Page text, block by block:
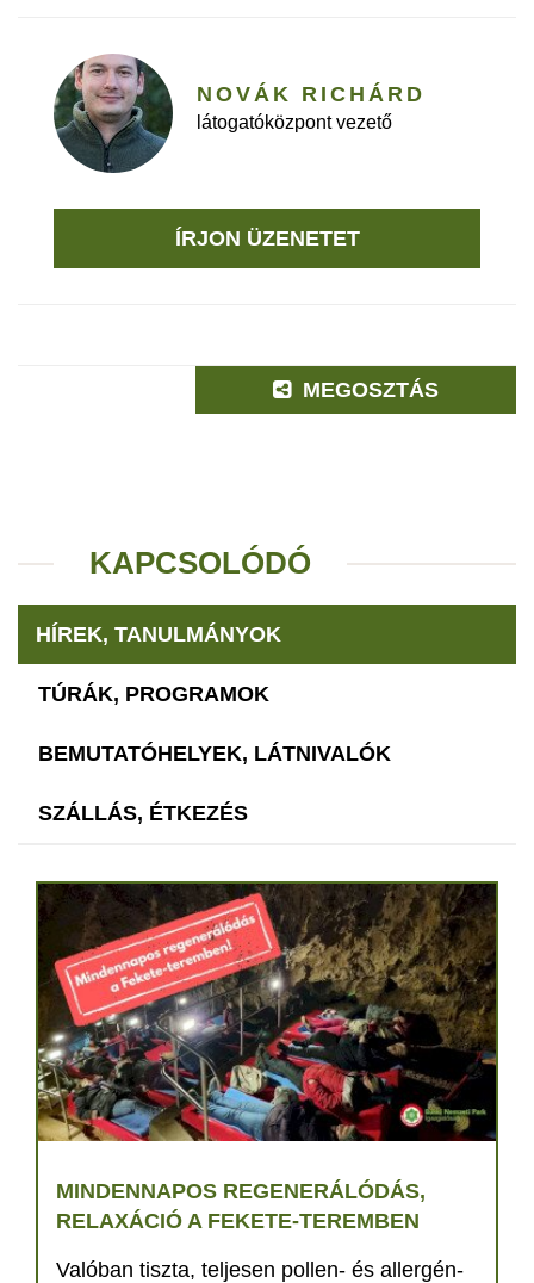
NOVÁK RICHÁRD
látogatóközpont vezető
ÍRJON ÜZENETET
MEGOSZTÁS
KAPCSOLÓDÓ
HÍREK, TANULMÁNYOK
TÚRÁK, PROGRAMOK
BEMUTATÓHELYEK, LÁTNIVALÓK
SZÁLLÁS, ÉTKEZÉS
MINDENNAPOS REGENERÁLÓDÁS,
RELAXÁCIÓ A FEKETE-TEREMBEN
Valóban tiszta, teljesen pollen- és allergén-